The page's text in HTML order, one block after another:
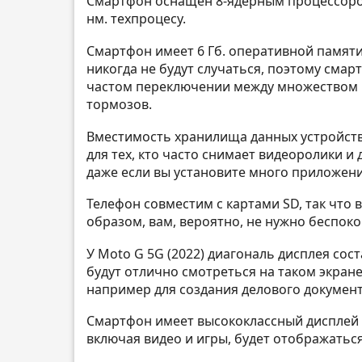
нм. техпроцесу.
Смартфон имеет 6 Гб. оперативной
никогда не будут случаться, поэтому
частом переключении между множеством
тормозов.
Вместимость хранилища данных
для тех, кто часто снимает видеоролики
даже если вы установите много
Телефон совместим с картами SD, так
образом, вам, вероятно, не нужно
У Moto G 5G (2022) диагональ дисплея
будут отлично смотреться на таком
например для создания делового
Смартфон имеет высококлассный
включая видео и игры, будет